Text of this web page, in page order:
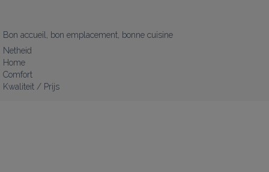
Bon accueil, bon emplacement, bonne cuisine
Netheid
Home
Comfort
Kwaliteit / Prijs